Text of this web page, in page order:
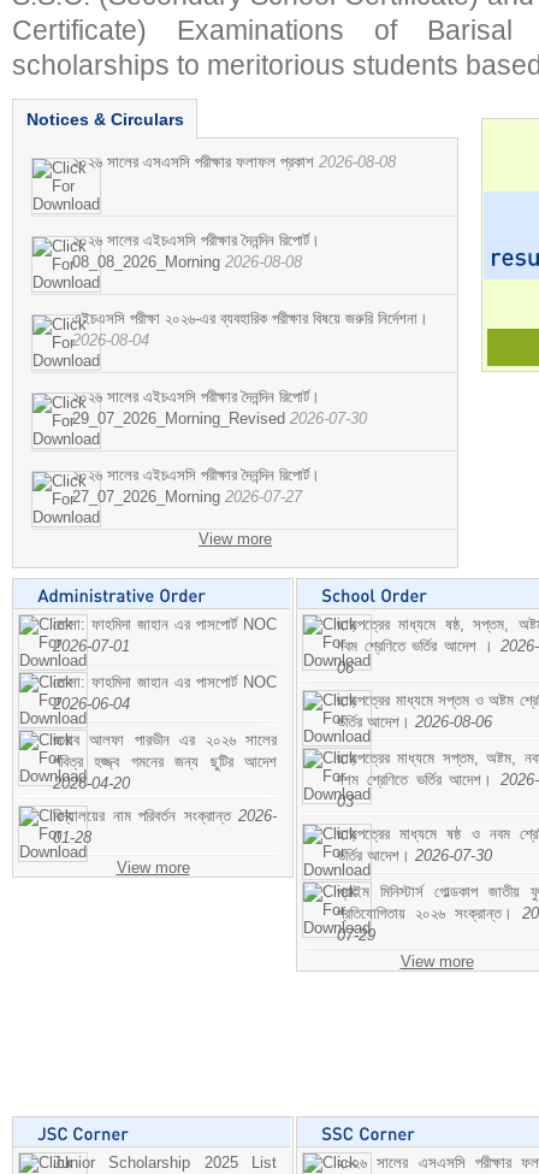
Certificate) Examinations of
scholarships to meritorious students
Notices & Circulars
২০২৬ সালের এসএসসি পরীক্ষার ফলাফল প্রকাশ 2026-08-08
২০২৬ সালের এইচএসসি পরীক্ষার দৈনন্দিন রিপোর্ট।
08_08_2026_Morning 2026-08-08
এইচএসসি পরীক্ষা ২০২৬-এর ব্যবহারিক পরীক্ষার বিষয়ে জরুরি নির্দেশনা।
2026-08-04
২০২৬ সালের এইচএসসি পরীক্ষার দৈনন্দিন রিপোর্ট।
29_07_2026_Morning_Revised 2026-07-30
২০২৬ সালের এইচএসসি পরীক্ষার দৈনন্দিন রিপোর্ট।
27_07_2026_Morning 2026-07-27
View more
মোসা: ফাহমিদা জাহান এর পাসপোর্ট NOC
2026-07-01
মোসা: ফাহমিদা জাহান এর পাসপোর্ট NOC
2026-06-04
জনাব আলফা পারভীন এর ২০২৬ সালের
পবিত্র হজ্জ্ব গমনের জন্য ছুটির আদেশ
2026-04-20
বিদ্যালয়ের নাম পরিবর্তন সংক্রান্ত 2026-
01-28
View more
ছাড়পত্রের মাধ্যমে ষষ্ঠ, সপ্তম,
নবম শ্রেণিতে ভর্তির আদেশ ।
06
ছাড়পত্রের মাধ্যমে সপ্তম ও অষ্টম
ভর্তির আদেশ। 2026-08-06
ছাড়পত্রের মাধ্যমে সপ্তম, অষ্টম,
দশম শ্রেণিতে ভর্তির আদেশ।
03
ছাড়পত্রের মাধ্যমে ষষ্ঠ ও নবম
ভর্তির আদেশ। 2026-07-30
প্রাইম মিনিস্টার্স গোল্ডকাপ জাতীয়
প্রতিযোগিতায় ২০২৬ সংক্রান্ত।
07-29
View more
Junior Scholarship 2025 List
২০২৬ সালের এসএসসি পরীক্ষার